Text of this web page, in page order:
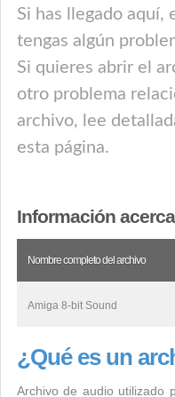
Si has llegado aquí,
tengas algún
Si quieres abrir el
otro problema
archivo, lee
esta página.
Información
Nombre completo del archivo
Amiga 8-bit Sound
¿Qué es un
Archivo de audio utilizado